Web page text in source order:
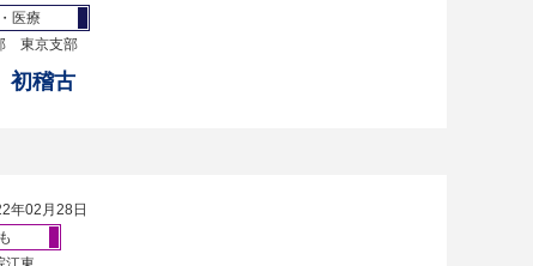
医療
東京支部
稽古
年02月28日